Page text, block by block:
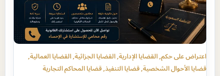
اعتراض على حكم, القضايا الإدارية, القضايا الجزائية, القضايا العمالية,
قضايا الأحوال الشخصية, قضايا التنفيذ, قضايا المحاكم التجارية